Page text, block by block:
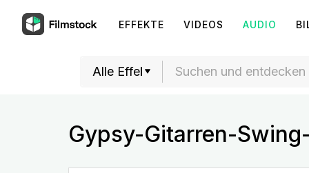
EFFEKTE VIDEOS AUDIO
Gypsy-Gitarren-